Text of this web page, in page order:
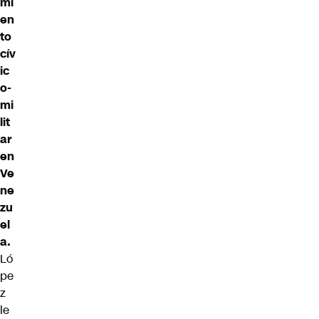
en
to
cív
ic
o-
mi
lit
ar
en
Ve
ne
zu
el
a.
Ló
pe
z
le